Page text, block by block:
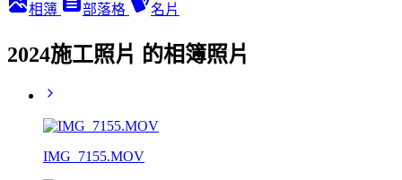
相簿 部落格 名片
2024施工照片 的相簿照片
IMG_7155.MOV